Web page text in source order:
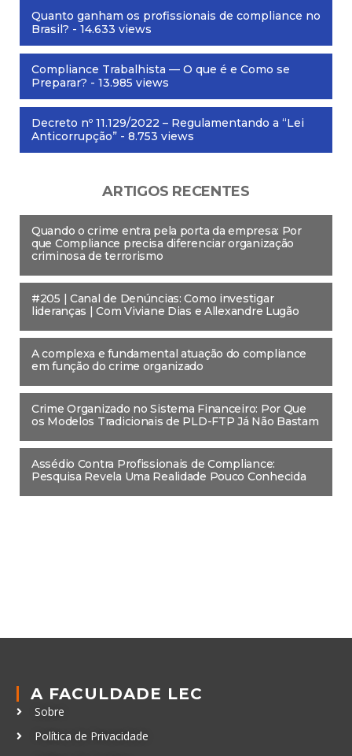
Quanto ganham os profissionais de compliance no
Brasil? - 14.633 views
Compliance Trabalhista — O que é e Como se
Preparar? - 13.985 views
Decreto nº 11.129/2022 – Regulamentando a “Lei
Anticorrupção” - 8.753 views
ARTIGOS RECENTES
Quando o crime entra pela porta da empresa: Por
que Compliance precisa diferenciar organização
criminosa de terrorismo
#205 | Canal de Denúncias: Como investigar
lideranças | Com Viviane Dias e Allexandre Lugão
A complexa e fundamental atuação do compliance
em função do crime organizado
Crime Organizado no Sistema Financeiro: Por Que
os Modelos Tradicionais de PLD-FTP Já Não Bastam
Assédio Contra Profissionais de Compliance:
Pesquisa Revela Uma Realidade Pouco Conhecida
A FACULDADE LEC
Sobre
Política de Privacidade